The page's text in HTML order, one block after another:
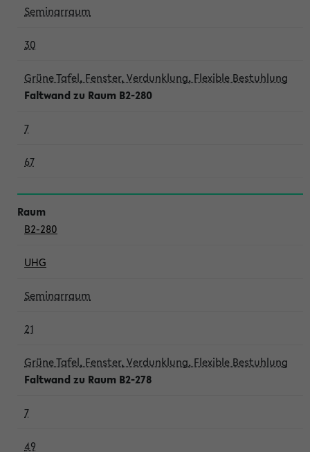
Seminarraum
30
Grüne Tafel, Fenster, Verdunklung, Flexible Bestuhlung
Faltwand zu Raum B2-280
7
67
B2-280
UHG
Seminarraum
21
Grüne Tafel, Fenster, Verdunklung, Flexible Bestuhlung
Faltwand zu Raum B2-278
7
49